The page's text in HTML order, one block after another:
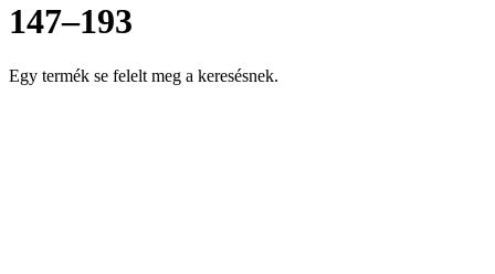
147–193
Egy termék se felelt meg a keresésnek.